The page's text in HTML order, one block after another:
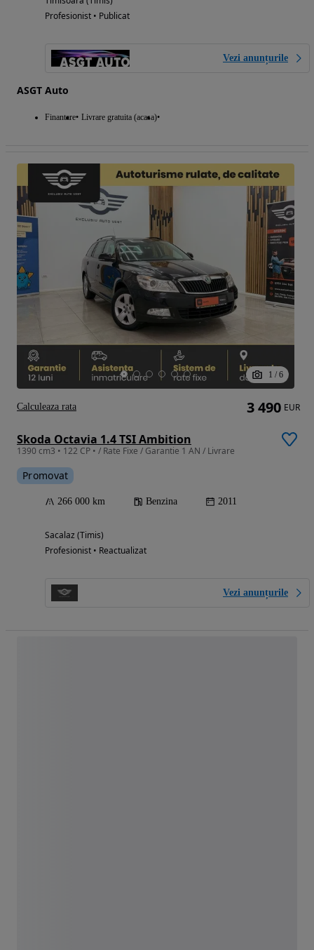
Profesionist • Publicat
Vezi anunțurile
ASGT Auto
Finantare Livrare gratuita (acasa)
1 / 6
Skoda Octavia 1.4 TSI Ambition
1390 cm3 • 122 CP • / Rate Fixe / Garantie 1 AN / Livrare
Promovat
266 000 km Benzina 2011
Sacalaz (Timis)
Profesionist • Reactualizat
Vezi anunțurile
3 490 EUR
Calculeaza rata